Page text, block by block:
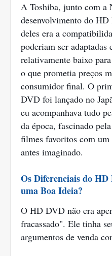
A Toshiba, junto com a
desenvolvimento do
deles era a
poderiam ser adaptadas
relativamente baixo
o que prometia preços
consumidor final. O
DVD foi lançado no
eu acompanhava tudo
da época, fascinado
filmes favoritos com um
antes imaginado.
Os Diferenciais do
uma Boa Ideia?
O HD DVD não era
fracassado". Ele tinha
argumentos de venda